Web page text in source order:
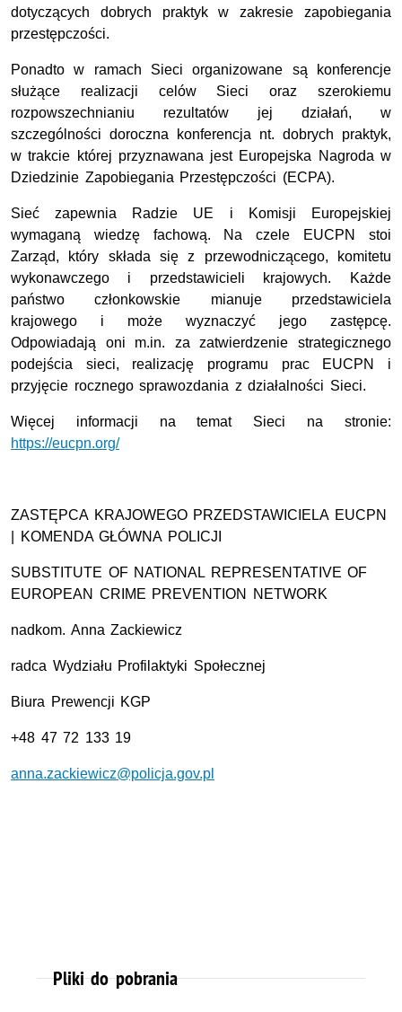
dotyczących dobrych praktyk w zakresie zapobiegania
przestępczości.
Ponadto w ramach Sieci organizowane są konferencje
służące realizacji celów Sieci oraz szerokiemu
rozpowszechnianiu rezultatów jej działań, w
szczególności doroczna konferencja nt. dobrych praktyk,
w trakcie której przyznawana jest Europejska Nagroda w
Dziedzinie Zapobiegania Przestępczości (ECPA).
Sieć zapewnia Radzie UE i Komisji Europejskiej
wymaganą wiedzę fachową. Na czele EUCPN stoi
Zarząd, który składa się z przewodniczącego, komitetu
wykonawczego i przedstawicieli krajowych. Każde
państwo członkowskie mianuje przedstawiciela
krajowego i może wyznaczyć jego zastępcę.
Odpowiadają oni m.in. za zatwierdzenie strategicznego
podejścia sieci, realizację programu prac EUCPN i
przyjęcie rocznego sprawozdania z działalności Sieci.
Więcej informacji na temat Sieci na stronie:
https://eucpn.org/
ZASTĘPCA KRAJOWEGO PRZEDSTAWICIELA EUCPN
| KOMENDA GŁÓWNA POLICJI
SUBSTITUTE OF NATIONAL REPRESENTATIVE OF
EUROPEAN CRIME PREVENTION NETWORK
nadkom. Anna Zackiewicz
radca Wydziału Profilaktyki Społecznej
Biura Prewencji KGP
+48 47 72 133 19
anna.zackiewicz@policja.gov.pl
Pliki do pobrania